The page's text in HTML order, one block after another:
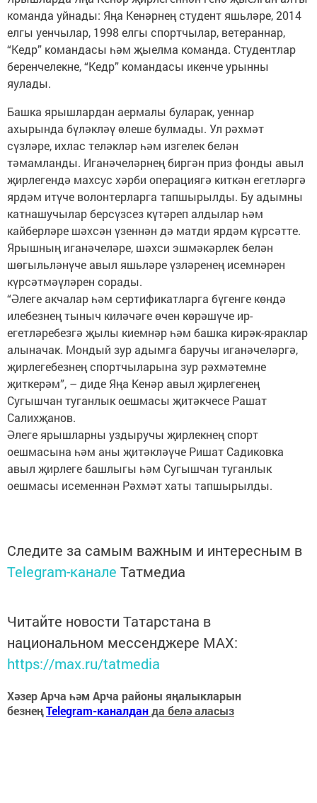
команда уйнады: Яңа Кенәрнең студент яшьләре, 2014
елгы уенчылар, 1998 елгы спортчылар, ветераннар,
“Кедр” командасы һәм җыелма команда. Студентлар
беренчелекне, “Кедр” командасы икенче урынны
яулады.
Башка ярышлардан аермалы буларак, уеннар
ахырында бүләкләү өлеше булмады. Ул рәхмәт
сүзләре, ихлас теләкләр һәм изгелек белән
тәмамланды. Иганәчеләрнең биргән приз фонды авыл
җирлегендә махсус хәрби операциягә киткән егетләргә
ярдәм итүче волонтерларга тапшырылды. Бу адымны
катнашучылар берсүзсез күтәреп алдылар һәм
кайберләре шәхсән үзеннән дә матди ярдәм күрсәтте.
Ярышның иганәчеләре, шәхси эшмәкәрлек белән
шөгыльләнүче авыл яшьләре үзләренең исемнәрен
күрсәтмәүләрен сорады.
“Әлеге акчалар һәм сертификатларга бүгенге көндә
илебезнең тыныч киләчәге өчен көрәшүче ир-
егетләребезгә җылы киемнәр һәм башка кирәк-яраклар
алыначак. Мондый зур адымга баручы иганәчеләргә,
җирлегебезнең спортчыларына зур рәхмәтемне
җиткерәм”, – диде Яңа Кенәр авыл җирлегенең
Сугышчан туганлык оешмасы җитәкчесе Рашат
Салихҗанов.
Әлеге ярышларны уздыручы җирлекнең спорт
оешмасына һәм аны җитәкләүче Ришат Садиковка
авыл җирлеге башлыгы һәм Сугышчан туганлык
оешмасы исеменнән Рәхмәт хаты тапшырылды.
Следите за самым важным и интересным в
Telegram-канале Татмедиа
Читайте новости Татарстана в
национальном мессенджере MАХ:
https://max.ru/tatmedia
Хәзер Арча һәм Арча районы яңалыкларын
безнеңTelegram-каналданда белә аласыз